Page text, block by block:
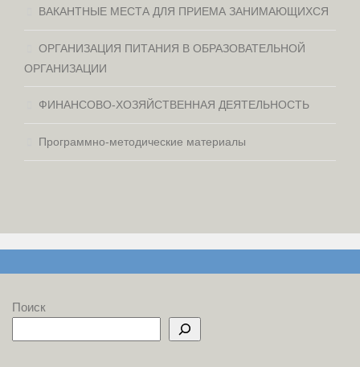
ВАКАНТНЫЕ МЕСТА ДЛЯ ПРИЕМА ЗАНИМАЮЩИХСЯ
ОРГАНИЗАЦИЯ ПИТАНИЯ В ОБРАЗОВАТЕЛЬНОЙ
ОРГАНИЗАЦИИ
ФИНАНСОВО-ХОЗЯЙСТВЕННАЯ ДЕЯТЕЛЬНОСТЬ
Программно-методические материалы
Поиск